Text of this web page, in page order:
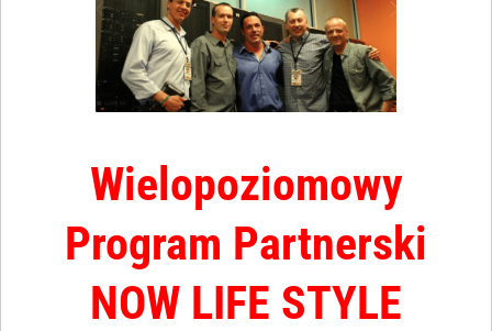
Wielopoziomowy
Program Partnerski
NOW LIFE STYLE